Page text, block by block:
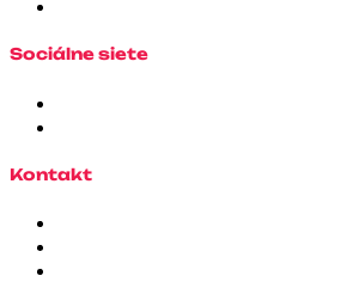
Sociálne siete
Kontakt